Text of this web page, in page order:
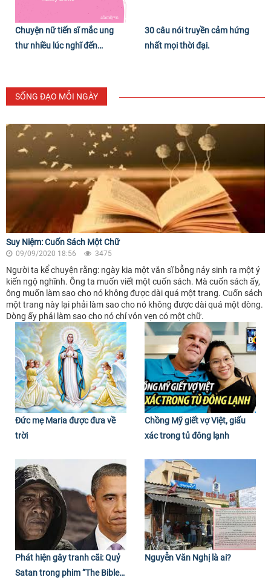
Chuyện nữ tiến sĩ mắc ung
thư nhiều lúc nghĩ đến
30 câu nói truyền cảm hứng
nhất mọi thời đại.
SỐNG ĐẠO MỖI NGÀY
Suy Niệm: Cuốn Sách Một Chữ
09/09/2020 18:56 3475
Người ta kể chuyện rằng: ngày kia một văn sĩ bỗng nảy sinh ra một ý
kiến ngộ nghĩnh. Ông ta muốn viết một cuốn sách. Mà cuốn sách ấy,
ông muốn làm sao cho nó không được dài quá một trang. Cuốn sách
một trang này lại phải làm sao cho nó không được dài quá một dòng.
Dòng ấy phải làm sao cho nó chỉ vỏn vẹn có một chữ.
Đức mẹ Maria được đưa về
trời
Chồng Mỹ giết vợ Việt, giấu
xác trong tủ đông lạnh
Phát hiện gây tranh cãi: Quỷ
Satan trong phim “The Bible”
Nguyễn Văn Nghị là ai?